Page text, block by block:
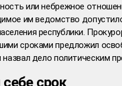
или небрежное
им ведомство
республики.
сроками предложил
назвал дело политическим
срок